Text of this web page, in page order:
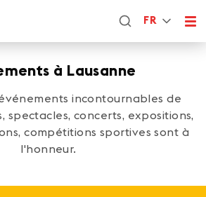
FR
à Lausanne
incontournables de
spectacles, concerts, expositions,
compétitions sportives sont à
l'honneur.